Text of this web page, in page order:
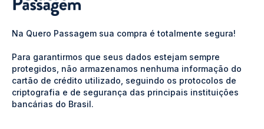
Na Quero Passagem sua compra é totalmente segura!
Para garantirmos que seus dados estejam sempre
protegidos, não armazenamos nenhuma informação do
cartão de crédito utilizado, seguindo os protocolos de
criptografia e de segurança das principais instituições
bancárias do Brasil.